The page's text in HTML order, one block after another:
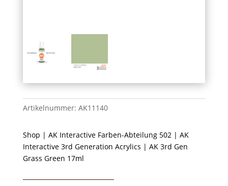
Artikelnummer: AK11140
Shop | AK Interactive Farben-Abteilung 502| AK
Interactive 3rd Generation Acrylics | AK 3rd Gen
Grass Green 17ml